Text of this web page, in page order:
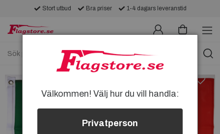
Stort utbud Bra priser 1-4 dagars leveranstid
Välkommen! Välj hur du vill handla:
Privatperson